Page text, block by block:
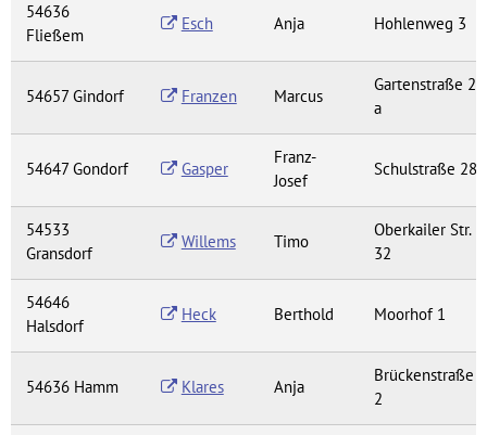
54636
Fließem
Esch Anja Hohlenweg 3
54657 Gindorf Franzen Marcus
Gartenstraße 2
a
54647 Gondorf Gasper
Franz-
Josef
Schulstraße 28
54533
Gransdorf
Willems Timo
Oberkailer Str.
32
54646
Halsdorf
Heck Berthold Moorhof 1
54636 Hamm Klares Anja
Brückenstraße
2